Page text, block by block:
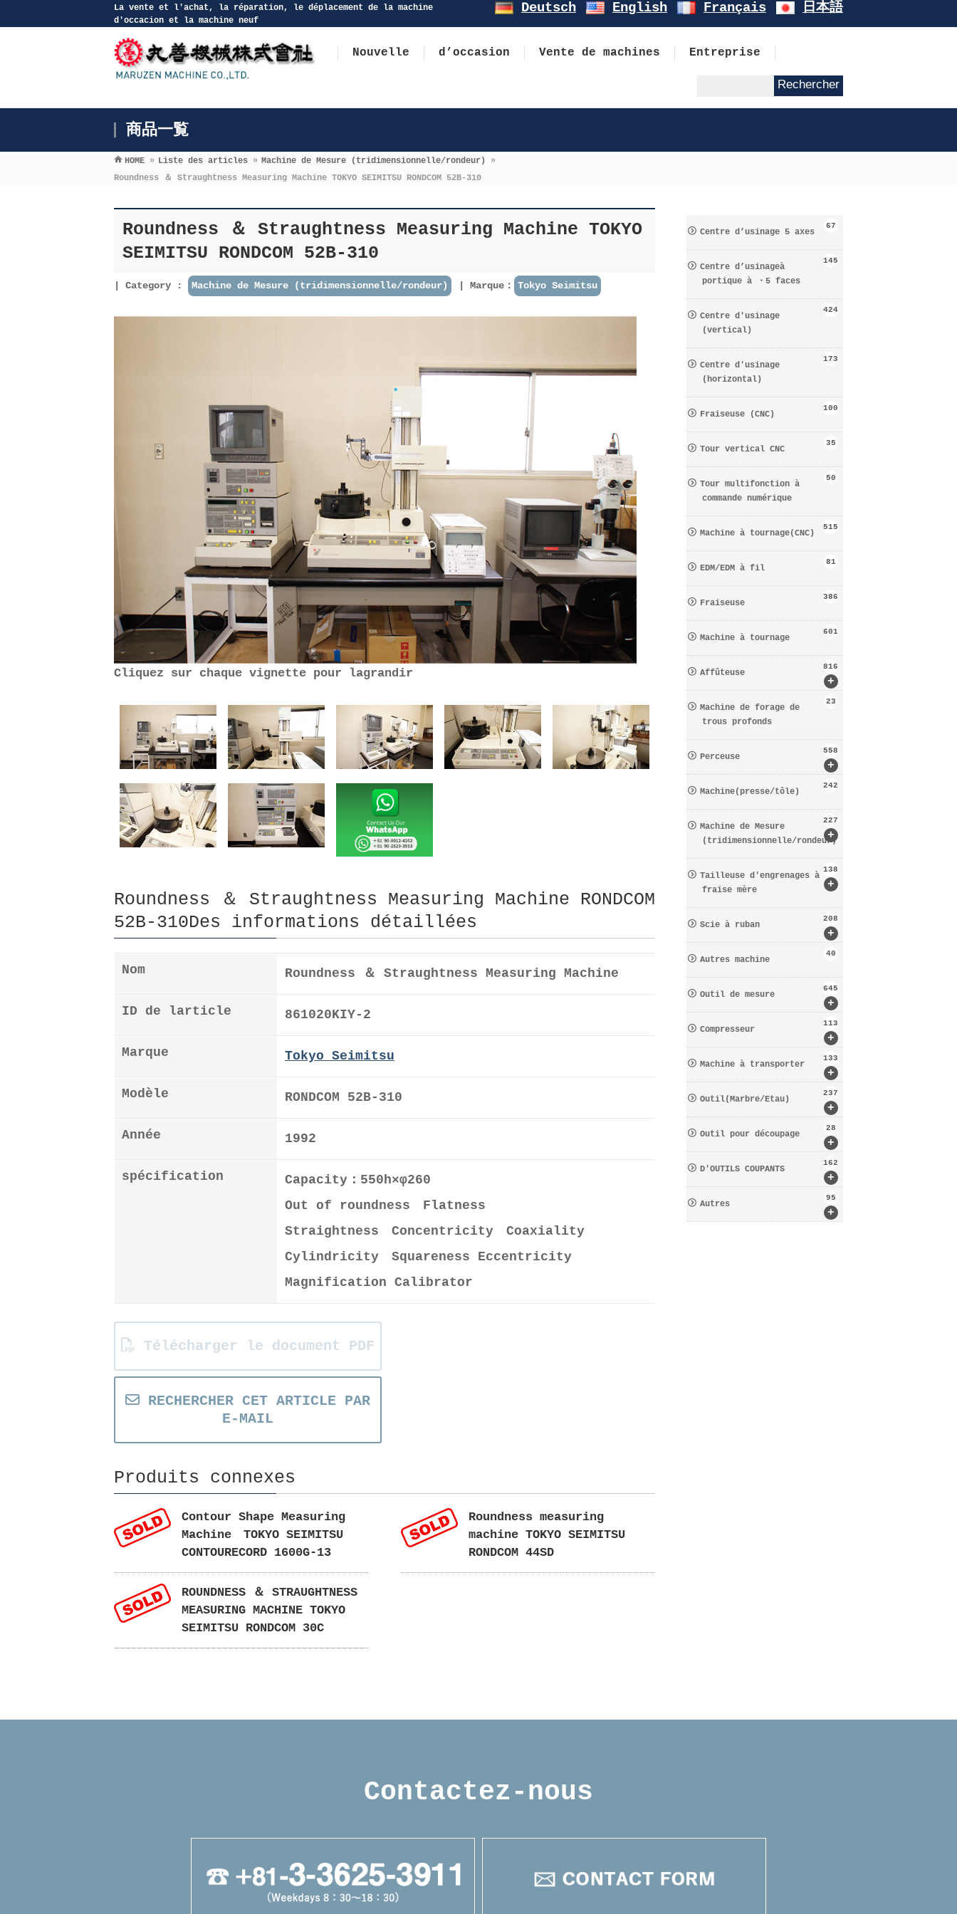
La vente et l′achat, la réparation, le déplacement de la machine
d′occacion et la machine neuf
Deutsch English Français 日本語
Nouvelle d’occasion Vente de machines Entreprise
商品一覧
HOME » Liste des articles » Machine de Mesure (tridimensionnelle/rondeur) »
Roundness ＆ Straughtness Measuring Machine TOKYO SEIMITSU RONDCOM 52B-310
Roundness ＆ Straughtness Measuring Machine TOKYO
SEIMITSU RONDCOM 52B-310
Category : Machine de Mesure (tridimensionnelle/rondeur) Marque： Tokyo Seimitsu
Cliquez sur chaque vignette pour lagrandir
Roundness ＆ Straughtness Measuring Machine RONDCOM
52B-310Des informations détaillées
Nom Roundness ＆ Straughtness Measuring Machine
ID de larticle 861020KIY-2
Marque Tokyo Seimitsu
Modèle RONDCOM 52B-310
Année 1992
spécification
Capacity：550h×φ260
Out of roundness Flatness
Straightness Concentricity Coaxiality
Cylindricity Squareness Eccentricity
Magnification Calibrator
Télécharger le document PDF
RECHERCHER CET ARTICLE PAR
E-MAIL
Produits connexes
Contour Shape Measuring
Machine TOKYO SEIMITSU
CONTOURECORD 1600G-13
Roundness measuring
machine TOKYO SEIMITSU
RONDCOM 44SD
ROUNDNESS ＆ STRAUGHTNESS
MEASURING MACHINE TOKYO
SEIMITSU RONDCOM 30C
Centre d’usinage 5 axes
67
Centre d’usinageà
portique à ・5 faces
145
Centre d′usinage
(vertical)
424
Centre d′usinage
(horizontal)
173
Fraiseuse (CNC)
100
Tour vertical CNC
35
Tour multifonction à
commande numérique
50
Machine à tournage(CNC)
515
EDM/EDM à fil
81
Fraiseuse
386
Machine à tournage
601
+
Affûteuse
816
Machine de forage de
trous profonds
23
+
Perceuse
558
Machine(presse/tôle)
242
+
Machine de Mesure
(tridimensionnelle/rondeur)
227
+
Tailleuse d′engrenages à
fraise mère
138
+
Scie à ruban
208
Autres machine
40
+
Outil de mesure
645
+
Compresseur
113
+
Machine à transporter
133
+
Outil(Marbre/Etau)
237
+
Outil pour découpage
28
+
D′OUTILS COUPANTS
162
+
Autres
95
Contactez-nous